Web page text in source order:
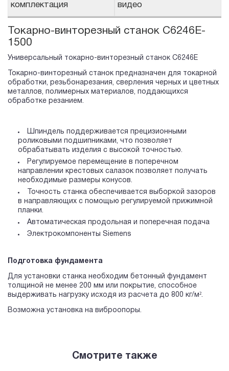
комплектация видео
Токарно-винторезный станок C6246E-
1500
Универсальный токарно-винторезный станок C6246E
Токарно-винторезный станок предназначен для токарной
обработки, резьбонарезания, сверления черных и цветных
металлов, полимерных материалов, поддающихся
обработке резанием.
Шпиндель поддерживается прецизионными
роликовыми подшипниками, что позволяет
обрабатывать изделия с высокой точностью.
Регулируемое перемещение в поперечном
направлении крестовых салазок позволяет получать
необходимые размеры конусов.
Точность станка обеспечивается выборкой зазоров
в направляющих с помощью регулируемой прижимной
планки.
Автоматическая продольная и поперечная подача
Электрокомпоненты Siemens
Подготовка фундамента
Для установки станка необходим бетонный фундамент
толщиной не менее 200 мм или покрытие, способное
выдерживать нагрузку исходя из расчета до 800 кг/м².
Возможна установка на виброопоры.
Смотрите также